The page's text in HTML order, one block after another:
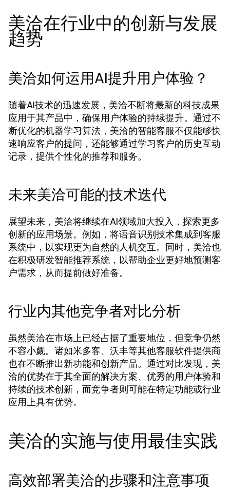
美洽在行业中的创新与发展
趋势
美洽如何运用AI提升用户体验？
随着AI技术的迅速发展，美洽不断将最新的科技成果
应用于其产品中，确保用户体验的持续提升。通过不
断优化的机器学习算法，美洽的智能客服不仅能够快
速响应客户的提问，还能够通过学习客户的历史互动
记录，提供个性化的推荐和服务。
未来美洽可能的技术迭代
展望未来，美洽将继续在AI领域加大投入，探索更多
创新的应用场景。例如，将语音识别技术集成到客服
系统中，以实现更为自然的人机交互。同时，美洽也
在积极研发智能推荐系统，以帮助企业更好地预测客
户需求，从而提前做好准备。
行业内其他竞争者对比分析
虽然美洽在市场上已经占据了重要地位，但竞争仍然
不容小觑。诸如米多客、沃丰等其他客服软件提供商
也在不断推出新功能和创新产品。通过对比发现，美
洽的优势在于其全面的解决方案、优秀的用户体验和
持续的技术创新，而竞争者则可能在特定功能或行业
应用上具有优势。
美洽的实施与使用最佳实践
高效部署美洽的步骤和注意事项